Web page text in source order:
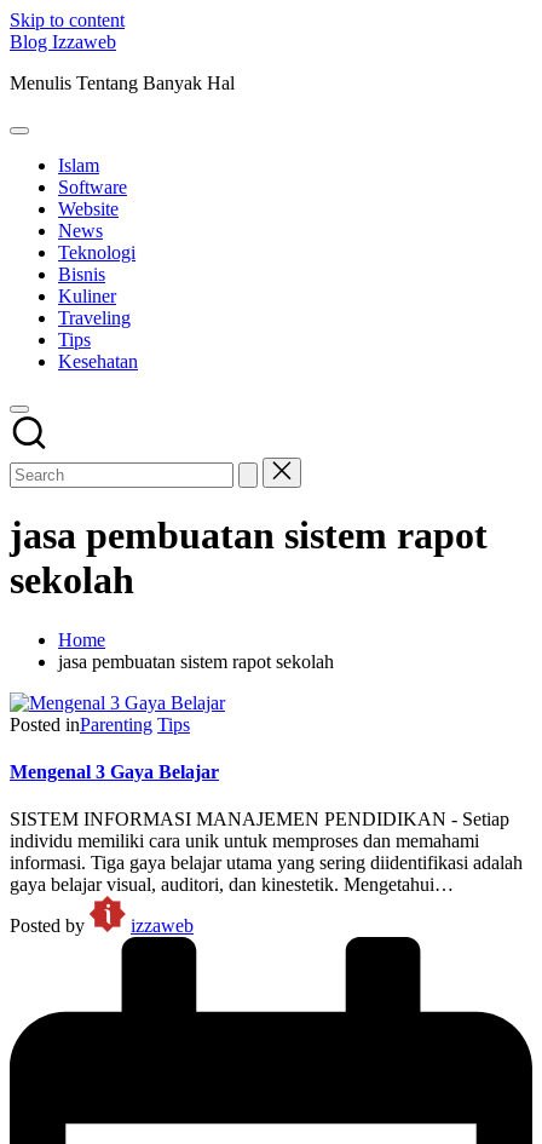
Skip to content
Blog Izzaweb
Menulis Tentang Banyak Hal
Islam
Software
Website
News
Teknologi
Bisnis
Kuliner
Traveling
Tips
Kesehatan
jasa pembuatan sistem rapot
sekolah
Home
jasa pembuatan sistem rapot sekolah
Posted inParenting Tips
Mengenal 3 Gaya Belajar
SISTEM INFORMASI MANAJEMEN PENDIDIKAN - Setiap
individu memiliki cara unik untuk memproses dan memahami
informasi. Tiga gaya belajar utama yang sering diidentifikasi adalah
gaya belajar visual, auditori, dan kinestetik. Mengetahui…
Posted by
izzaweb